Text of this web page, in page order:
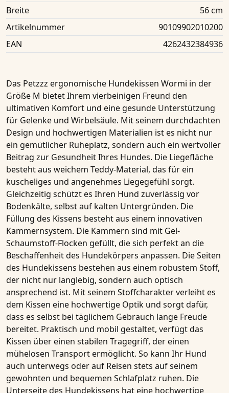
Breite
56 cm
Artikelnummer
90109902010200
EAN
4262432384936
Das Petzzz ergonomische Hundekissen Wormi in der
Größe M bietet Ihrem vierbeinigen Freund den
ultimativen Komfort und eine gesunde Unterstützung
für Gelenke und Wirbelsäule. Mit seinem durchdachten
Design und hochwertigen Materialien ist es nicht nur
ein gemütlicher Ruheplatz, sondern auch ein wertvoller
Beitrag zur Gesundheit Ihres Hundes. Die Liegefläche
besteht aus weichem Teddy-Material, das für ein
kuscheliges und angenehmes Liegegefühl sorgt.
Gleichzeitig schützt es Ihren Hund zuverlässig vor
Bodenkälte, selbst auf kalten Untergründen. Die
Füllung des Kissens besteht aus einem innovativen
Kammernsystem. Die Kammern sind mit Gel-
Schaumstoff-Flocken gefüllt, die sich perfekt an die
Beschaffenheit des Hundekörpers anpassen. Die Seiten
des Hundekissens bestehen aus einem robustem Stoff,
der nicht nur langlebig, sondern auch optisch
ansprechend ist. Mit seinem Stoffcharakter verleiht es
dem Kissen eine hochwertige Optik und sorgt dafür,
dass es selbst bei täglichem Gebrauch lange Freude
bereitet. Praktisch und mobil gestaltet, verfügt das
Kissen über einen stabilen Tragegriff, der einen
mühelosen Transport ermöglicht. So kann Ihr Hund
auch unterwegs oder auf Reisen stets auf seinem
gewohnten und bequemen Schlafplatz ruhen. Die
Unterseite des Hundekissens hat eine hochwertige